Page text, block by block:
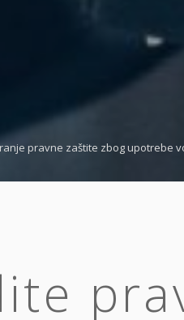
pravne zaštite zbog upotrebe